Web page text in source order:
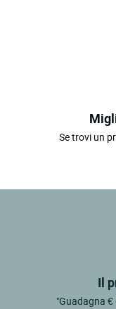
Se trovi un
Il
"Guadagna